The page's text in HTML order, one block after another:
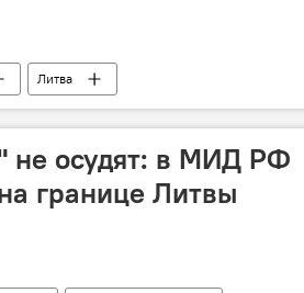
Литва
не осудят: в МИД РФ
границе Литвы